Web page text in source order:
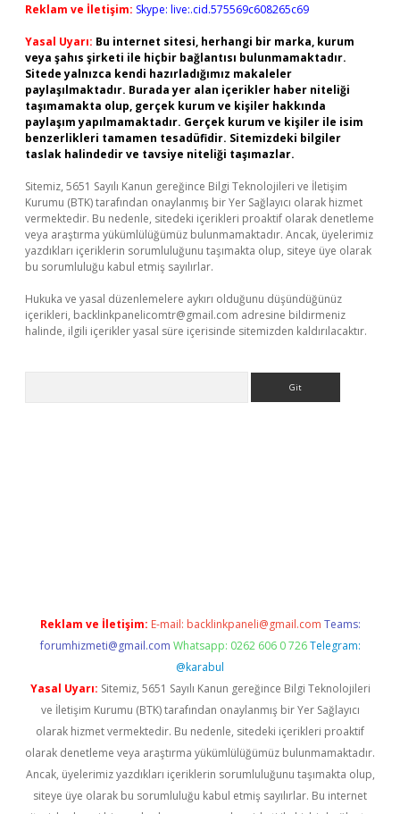
Reklam ve İletişim: Skype: live:.cid.575569c608265c69
Yasal Uyarı: Bu internet sitesi, herhangi bir marka, kurum
veya şahıs şirketi ile hiçbir bağlantısı bulunmamaktadır.
Sitede yalnızca kendi hazırladığımız makaleler
paylaşılmaktadır. Burada yer alan içerikler haber niteliği
taşımamakta olup, gerçek kurum ve kişiler hakkında
paylaşım yapılmamaktadır. Gerçek kurum ve kişiler ile isim
benzerlikleri tamamen tesadüfidir. Sitemizdeki bilgiler
taslak halindedir ve tavsiye niteliği taşımazlar.
Sitemiz, 5651 Sayılı Kanun gereğince Bilgi Teknolojileri ve İletişim
Kurumu (BTK) tarafından onaylanmış bir Yer Sağlayıcı olarak hizmet
vermektedir. Bu nedenle, sitedeki içerikleri proaktif olarak denetleme
veya araştırma yükümlülüğümüz bulunmamaktadır. Ancak, üyelerimiz
yazdıkları içeriklerin sorumluluğunu taşımakta olup, siteye üye olarak
bu sorumluluğu kabul etmiş sayılırlar.
Hukuka ve yasal düzenlemelere aykırı olduğunu düşündüğünüz
içerikleri, backlinkpanelicomtr@gmail.com adresine bildirmeniz
halinde, ilgili içerikler yasal süre içerisinde sitemizden kaldırılacaktır.
Reklam ve İletişim: E-mail: backlinkpaneli@gmail.com Teams:
forumhizmeti@gmail.com Whatsapp: 0262 606 0 726 Telegram:
@karabul
Yasal Uyarı: Sitemiz, 5651 Sayılı Kanun gereğince Bilgi Teknolojileri
ve İletişim Kurumu (BTK) tarafından onaylanmış bir Yer Sağlayıcı
olarak hizmet vermektedir. Bu nedenle, sitedeki içerikleri proaktif
olarak denetleme veya araştırma yükümlülüğümüz bulunmamaktadır.
Ancak, üyelerimiz yazdıkları içeriklerin sorumluluğunu taşımakta olup,
siteye üye olarak bu sorumluluğu kabul etmiş sayılırlar. Bu internet